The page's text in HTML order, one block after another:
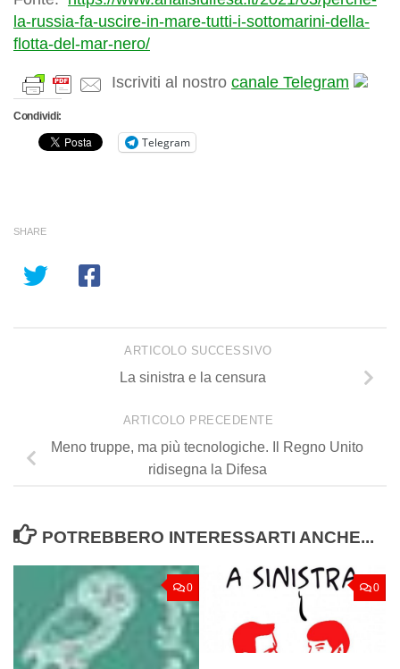
la-russia-fa-uscire-in-mare-tutti-i-sottomarini-della-
flotta-del-mar-nero/
Iscriviti al nostro canale Telegram
Condividi:
Telegram
SHARE
ARTICOLO SUCCESSIVO
La sinistra e la censura
ARTICOLO PRECEDENTE
Meno truppe, ma più tecnologiche. Il Regno Unito
ridisegna la Difesa
POTREBBERO INTERESSARTI ANCHE...
0 0